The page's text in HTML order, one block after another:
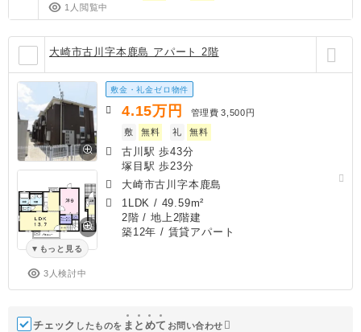
1人閲覧中
大崎市古川字本鹿島 アパート 2階
もっと見る
3人検討中
敷金・礼金ゼロ物件
4.15万円 管理費 3,500円
敷
無料 礼 無料
古川駅 歩43分
塚目駅 歩23分
大崎市古川字本鹿島
1LDK / 49.59m²
2階 / 地上2階建
築12年 / 賃貸アパート
チェック したものを ま と めて お問い合わせ